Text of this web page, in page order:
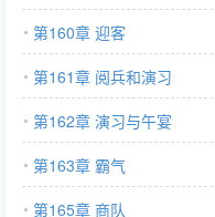
第160章 迎客
第161章 阅兵和演习
第162章 演习与午宴
第163章 霸气
第165章 商队